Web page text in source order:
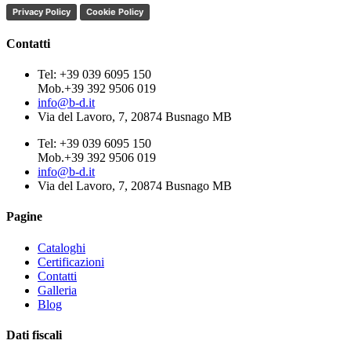
Privacy Policy Cookie Policy
Contatti
Tel: +39 039 6095 150
Mob.+39 392 9506 019
info@b-d.it
Via del Lavoro, 7, 20874 Busnago MB
Tel: +39 039 6095 150
Mob.+39 392 9506 019
info@b-d.it
Via del Lavoro, 7, 20874 Busnago MB
Pagine
Cataloghi
Certificazioni
Contatti
Galleria
Blog
Dati fiscali